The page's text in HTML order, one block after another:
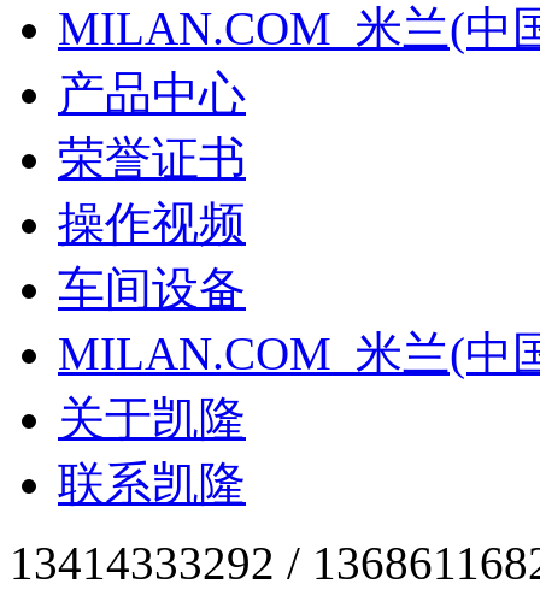
MILAN.COM_米兰(中
产品中心
荣誉证书
操作视频
车间设备
MILAN.COM_米兰(中
关于凯隆
联系凯隆
13414333292 /